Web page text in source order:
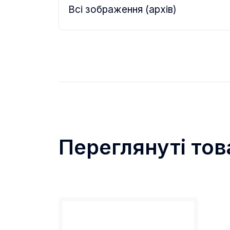
Всі зображення (архів)
Переглянуті